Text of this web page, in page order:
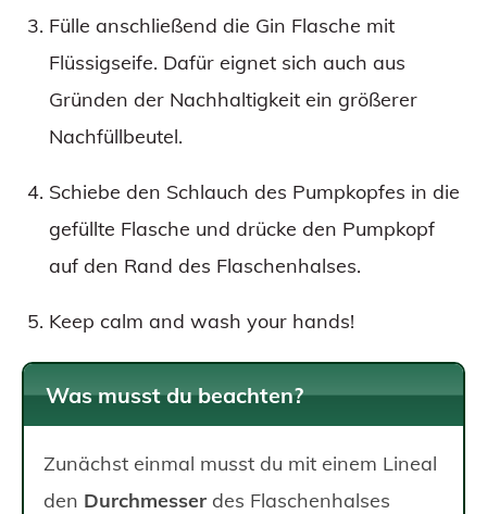
Fülle anschließend die Gin Flasche mit
Flüssigseife. Dafür eignet sich auch aus
Gründen der Nachhaltigkeit ein größerer
Nachfüllbeutel.
Schiebe den Schlauch des Pumpkopfes in die
gefüllte Flasche und drücke den Pumpkopf
auf den Rand des Flaschenhalses.
Keep calm and wash your hands!
Was musst du beachten?
Zunächst einmal musst du mit einem Lineal
den Durchmesser des Flaschenhalses